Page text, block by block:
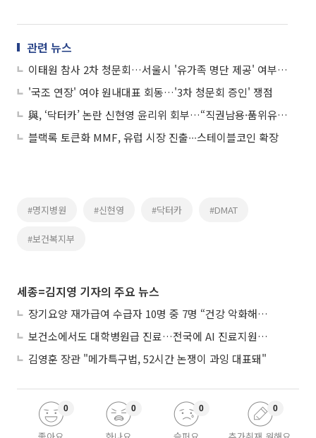
관련 뉴스
이태원 참사 2차 청문회…서울시 '유가족 명단 제공' 여부 두고 논란
'국조 연장' 여야 원내대표 회동…'3차 청문회 증인' 쟁점
與, ‘닥터카’ 논란 신현영 윤리위 회부…“직권남용·품위유지 위반”
블랙록 토큰화 MMF, 유럽 시장 진출∙∙∙스테이블코인 확장
#명지병원 #신현영 #닥터카 #DMAT
#보건복지부
세종=김지영 기자의 주요 뉴스
장기요양 재가급여 수급자 10명 중 7명 “건강 악화해도 집에서”
보건소에서도 대학병원급 진료…전국에 AI 진료지원도구 보급
김영훈 장관 "메가특구법, 52시간 논쟁이 과잉 대표돼"
0 0 0 0